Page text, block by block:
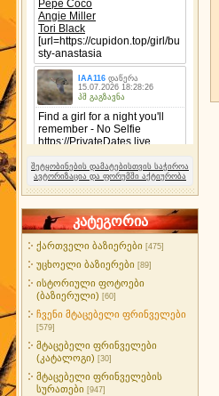
შეტყობინების დამატებისთვის საჭიროა
ავტორიზაცია და ფორუმში აქტიურობა
კატეგორია
ქართველი ბაზიერები [475]
უცხოელი ბაზიერები [89]
ისტორიული ფოტოები
(ბაზიერული) [60]
ჩვენი მტაცებელი ფრინველები
[579]
მტაცებელი ფრინველები
(კატალოგი) [30]
მტაცებელი ფრინველების
სურათები [947]